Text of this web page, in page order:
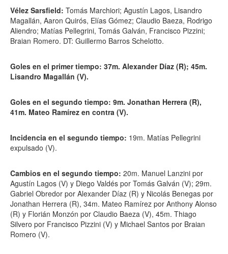
Vélez Sarsfield: Tomás Marchiori; Agustín Lagos, Lisandro
Magallán, Aaron Quirós, Elías Gómez; Claudio Baeza, Rodrigo
Aliendro; Matías Pellegrini, Tomás Galván, Francisco Pizzini;
Braian Romero. DT: Guillermo Barros Schelotto.
Goles en el primer tiempo: 37m. Alexander Díaz (R); 45m.
Lisandro Magallán (V).
Goles en el segundo tiempo: 9m. Jonathan Herrera (R),
41m. Mateo Ramírez en contra (V).
Incidencia en el segundo tiempo: 19m. Matías Pellegrini
expulsado (V).
Cambios en el segundo tiempo: 20m. Manuel Lanzini por
Agustín Lagos (V) y Diego Valdés por Tomás Galván (V); 29m.
Gabriel Obredor por Alexander Díaz (R) y Nicolás Benegas por
Jonathan Herrera (R), 34m. Mateo Ramírez por Anthony Alonso
(R) y Florián Monzón por Claudio Baeza (V), 45m. Thiago
Silvero por Francisco Pizzini (V) y Michael Santos por Braian
Romero (V).